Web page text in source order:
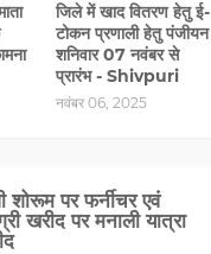
जिले में खाद वितरण हेतु ई-
टोकन प्रणाली हेतु पंजीयन
शनिवार 07 नवंबर से
प्रारंभ - Shivpuri
नवंबर 06, 2025
शोरूम पर फर्नीचर एवं
खरीद पर मनाली यात्रा